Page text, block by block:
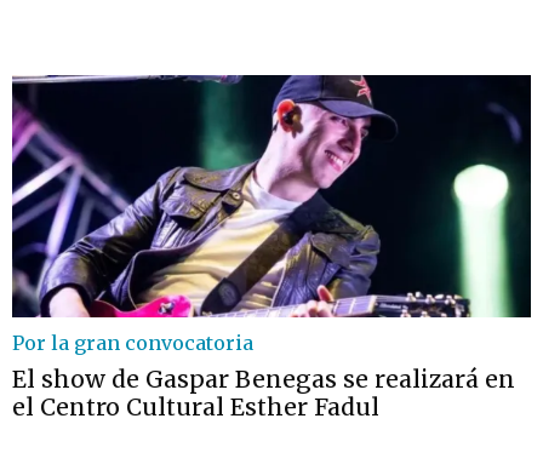
Por la gran convocatoria
El show de Gaspar Benegas se realizará en
el Centro Cultural Esther Fadul